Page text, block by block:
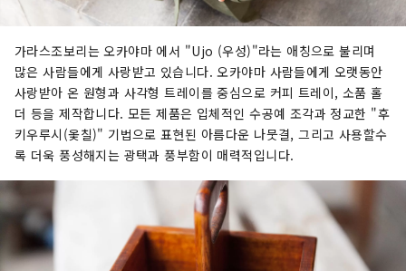
가라스조보리는 오카야마 에서 "Ujo (우성)"라는 애칭으로 불리며
많은 사람들에게 사랑받고 있습니다. 오카야마 사람들에게 오랫동안
사랑받아 온 원형과 사각형 트레이를 중심으로 커피 트레이, 소품 홀
더 등을 제작합니다. 모든 제품은 입체적인 수공예 조각과 정교한 "후
키우루시(옻칠)" 기법으로 표현된 아름다운 나뭇결, 그리고 사용할수
록 더욱 풍성해지는 광택과 풍부함이 매력적입니다.